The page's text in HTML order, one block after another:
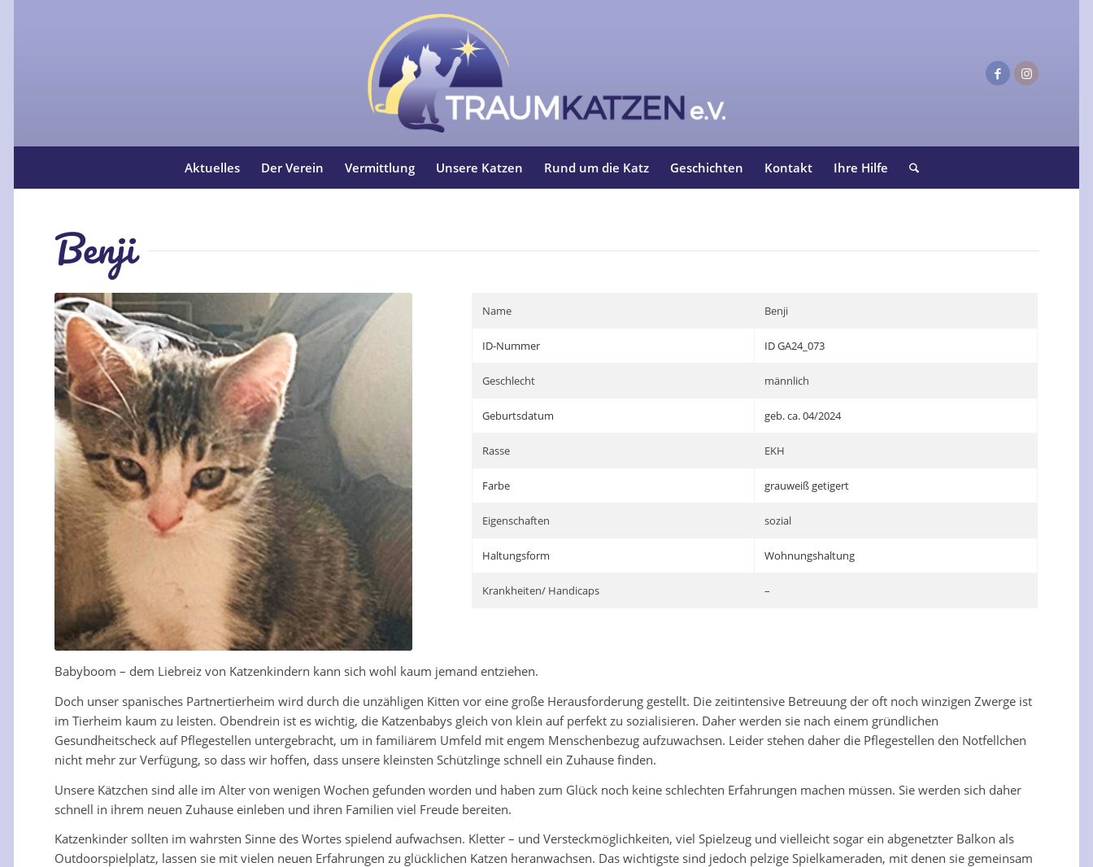
Aktuelles Der Verein Vermittlung Unsere Katzen Rund um die Katz Geschichten Kontakt Ihre Hilfe
Benji
Name Benji
ID-Nummer ID GA24_073
Geschlecht männlich
Geburtsdatum geb. ca. 04/2024
Rasse EKH
Farbe grauweiß getigert
Eigenschaften sozial
Haltungsform Wohnungshaltung
Krankheiten/ Handicaps –
Babyboom – dem Liebreiz von Katzenkindern kann sich wohl kaum jemand entziehen.
Doch unser spanisches Partnertierheim wird durch die unzähligen Kitten vor eine große Herausforderung gestellt. Die zeitintensive Betreuung der oft noch winzigen Zwerge ist
im Tierheim kaum zu leisten. Obendrein ist es wichtig, die Katzenbabys gleich von klein auf perfekt zu sozialisieren. Daher werden sie nach einem gründlichen
Gesundheitscheck auf Pflegestellen untergebracht, um in familiärem Umfeld mit engem Menschenbezug aufzuwachsen. Leider stehen daher die Pflegestellen den Notfellchen
nicht mehr zur Verfügung, so dass wir hoffen, dass unsere kleinsten Schützlinge schnell ein Zuhause finden.
Unsere Kätzchen sind alle im Alter von wenigen Wochen gefunden worden und haben zum Glück noch keine schlechten Erfahrungen machen müssen. Sie werden sich daher
schnell in ihrem neuen Zuhause einleben und ihren Familien viel Freude bereiten.
Katzenkinder sollten im wahrsten Sinne des Wortes spielend aufwachsen. Kletter – und Versteckmöglichkeiten, viel Spielzeug und vielleicht sogar ein abgenetzter Balkon als
Outdoorspielplatz, lassen sie mit vielen neuen Erfahrungen zu glücklichen Katzen heranwachsen. Das wichtigste sind jedoch pelzige Spielkameraden, mit denen sie gemeinsam